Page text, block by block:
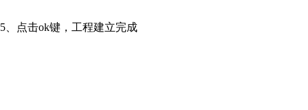
5、点击ok键，工程建立完成